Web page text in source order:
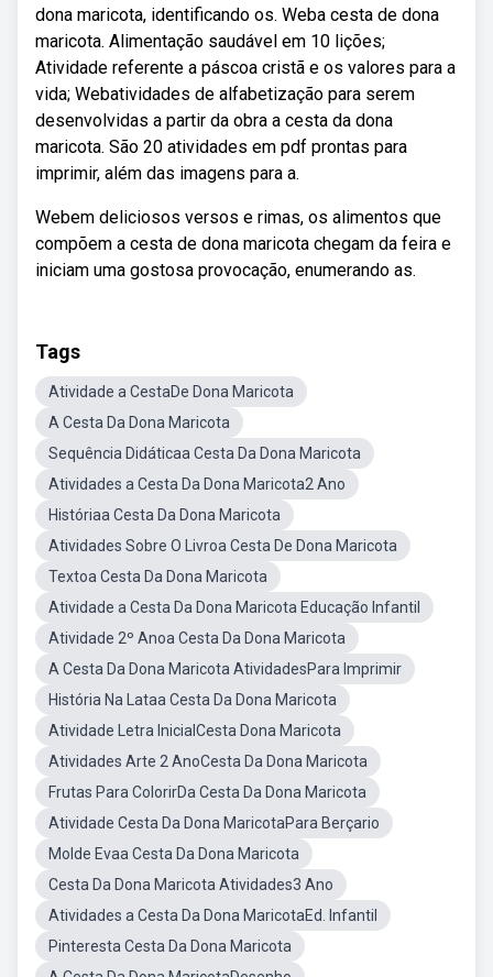
dona maricota, identificando os. Weba cesta de dona
maricota. Alimentação saudável em 10 lições;
Atividade referente a páscoa cristã e os valores para a
vida; Webatividades de alfabetização para serem
desenvolvidas a partir da obra a cesta da dona
maricota. São 20 atividades em pdf prontas para
imprimir, além das imagens para a.
Webem deliciosos versos e rimas, os alimentos que
compõem a cesta de dona maricota chegam da feira e
iniciam uma gostosa provocação, enumerando as.
Tags
Atividade a CestaDe Dona Maricota
A Cesta Da Dona Maricota
Sequência Didáticaa Cesta Da Dona Maricota
Atividades a Cesta Da Dona Maricota2 Ano
Históriaa Cesta Da Dona Maricota
Atividades Sobre O Livroa Cesta De Dona Maricota
Textoa Cesta Da Dona Maricota
Atividade a Cesta Da Dona Maricota Educação Infantil
Atividade 2º Anoa Cesta Da Dona Maricota
A Cesta Da Dona Maricota AtividadesPara Imprimir
História Na Lataa Cesta Da Dona Maricota
Atividade Letra InicialCesta Dona Maricota
Atividades Arte 2 AnoCesta Da Dona Maricota
Frutas Para ColorirDa Cesta Da Dona Maricota
Atividade Cesta Da Dona MaricotaPara Berçario
Molde Evaa Cesta Da Dona Maricota
Cesta Da Dona Maricota Atividades3 Ano
Atividades a Cesta Da Dona MaricotaEd. Infantil
Pinteresta Cesta Da Dona Maricota